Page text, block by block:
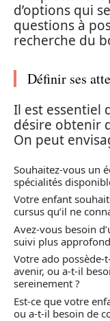
d’options qui
questions à
recherche du
Définir ses
Il est essentiel
désire obtenir
On peut
Souhaitez-vous un
spécialités
Votre enfant
cursus qu’il ne
Avez-vous besoin
suivi plus
Votre ado possède-
avenir, ou a-t-il
sereinement ?
Est-ce que votre
ou a-t-il besoin de